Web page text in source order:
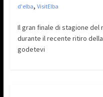
d'elba, VisitElba
Il gran finale di stagione del
durante il recente ritiro della
godetevi